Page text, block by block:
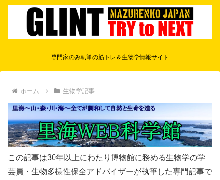
専門家のみ執筆の筋トレ＆生物学情報サイト
ホーム 生物学記事
この記事は30年以上にわたり博物館に務める生物学の学
芸員・生物多様性保全アドバイザーが執筆した専門記事で